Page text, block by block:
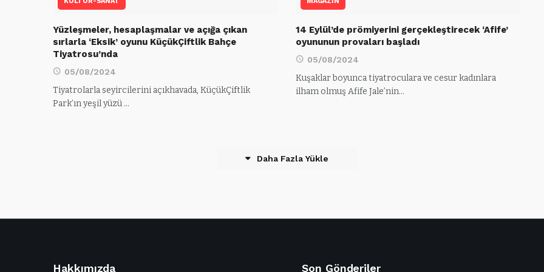
Yüzleşmeler, hesaplaşmalar ve açığa çıkan
sırlarla ‘Eksik’ oyunu KüçükÇiftlik Bahçe
Tiyatrosu’nda
05/08/2024
Tiyatrolarla seyircilerini açıkhavada, KüçükÇiftlik
Park’ın yeşil yüzü …
14 Eylül’de prömiyerini gerçekleştirecek ‘Afife’
oyununun provaları başladı
05/08/2024
Kuşaklar boyunca tiyatroculara ve cesur kadınlara
ilham olmuş Afife Jale’nin…
Daha Fazla Yükle
Hakkımızda Son Gönderiler